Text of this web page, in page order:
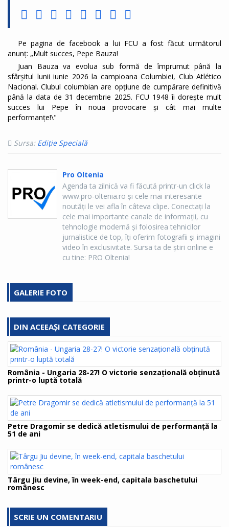
Pe pagina de facebook a lui FCU a fost făcut următorul
anunț: „Mult succes, Pepe Bauza!
Juan Bauza va evolua sub formă de împrumut până la
sfârșitul lunii iunie 2026 la campioana Columbiei, Club Atlético
Nacional. Clubul columbian are opțiune de cumpărare definitivă
până la data de 31 decembrie 2025. FCU 1948 îi dorește mult
succes lui Pepe în noua provocare și cât mai multe
performanțe!\"
Sursa: Ediție Specială
Pro Oltenia
Agenda ta zilnică va fi făcută printr-un click la
www.pro-oltenia.ro şi cele mai interesante
noutăţi le vei afla în câteva clipe. Conectaţi la
cele mai importante canale de informaţii, cu
tehnologie modernă şi folosirea tehnicilor
jurnalistice de top, îţi oferim fotografii şi imagini
video în exclusivitate. Sursa ta de ştiri online e
cu tine: PRO Oltenia!
GALERIE FOTO
DIN ACEEAȘI CATEGORIE
România - Ungaria 28-27! O victorie senzațională obținută
printr-o luptă totală
Petre Dragomir se dedică atletismului de performanță la
51 de ani
Târgu Jiu devine, în week-end, capitala baschetului
românesc
SCRIE UN COMENTARIU